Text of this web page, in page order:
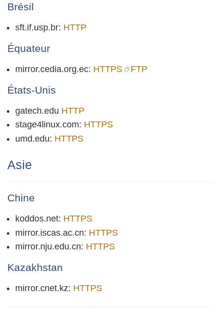
Brésil
sft.if.usp.br: HTTP
Équateur
mirror.cedia.org.ec: HTTPS FTP
États-Unis
gatech.edu HTTP
stage4linux.com: HTTPS
umd.edu: HTTPS
Asie
Chine
koddos.net: HTTPS
mirror.iscas.ac.cn: HTTPS
mirror.nju.edu.cn: HTTPS
Kazakhstan
mirror.cnet.kz: HTTPS